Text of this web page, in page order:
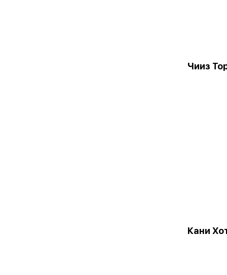
Чииз
Кани